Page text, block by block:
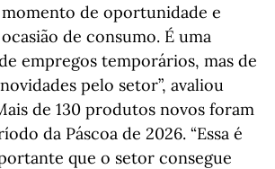
momento de oportunidade e
de consumo. É uma
empregos temporários, mas de
pelo setor”, avaliou
de 130 produtos novos foram
da Páscoa de 2026. “Essa é
que o setor consegue